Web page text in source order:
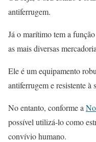
antiferrugem.
Já o marítimo tem a
as mais diversas
Ele é um equipamento
antiferrugem e resistente à
No entanto, conforme a
possível utilizá-lo como
convívio humano.